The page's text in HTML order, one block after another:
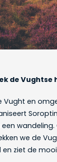
de Vughtse
Vught en
wandeling.
we de
ziet de